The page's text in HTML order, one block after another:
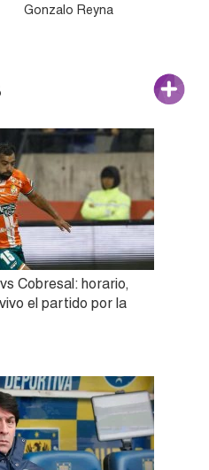
Gonzalo Reyna
Cobresal: horario,
el partido por la